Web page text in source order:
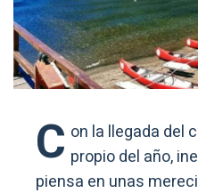
C on la llegada del
propio del año,
piensa en unas